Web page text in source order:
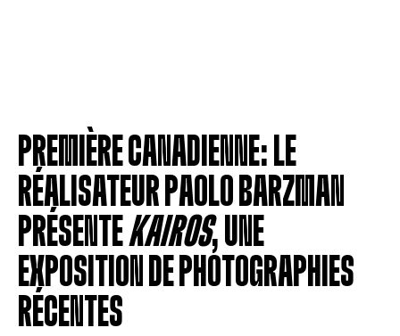
PREMIÈRE CANADIENNE: LE
RÉALISATEUR PAOLO BARZMAN
PRÉSENTEKAIROS, UNE
EXPOSITION DE PHOTOGRAPHIES
RÉCENTES